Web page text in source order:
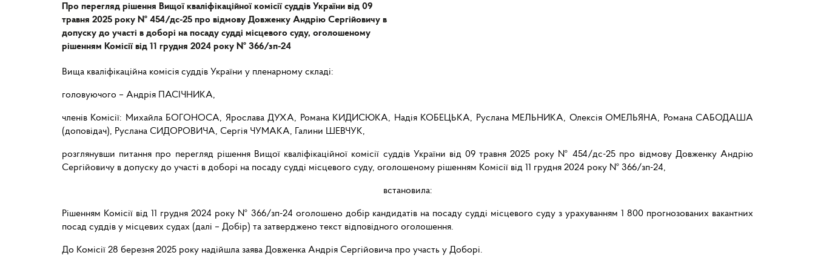
Про перегляд рішення Вищої кваліфікаційної комісії суддів України від 09
травня 2025 року № 454/дс-25 про відмову Довженку Андрію Сергійовичу в
допуску до участі в доборі на посаду судді місцевого суду, оголошеному
рішенням Комісії від 11 грудня 2024 року № 366/зп-24
Вища кваліфікаційна комісія суддів України у пленарному складі:
головуючого – Андрія ПАСІЧНИКА,
членів Комісії: Михайла БОГОНОСА, Ярослава ДУХА, Романа КИДИСЮКА, Надія КОБЕЦЬКА, Руслана МЕЛЬНИКА, Олексія ОМЕЛЬЯНА, Романа САБОДАША
(доповідач), Руслана СИДОРОВИЧА, Сергія ЧУМАКА, Галини ШЕВЧУК,
розглянувши питання про перегляд рішення Вищої кваліфікаційної комісії суддів України від 09 травня 2025 року № 454/дс-25 про відмову Довженку Андрію
Сергійовичу в допуску до участі в доборі на посаду судді місцевого суду, оголошеному рішенням Комісії від 11 грудня 2024 року № 366/зп-24,
встановила:
Рішенням Комісії від 11 грудня 2024 року № 366/зп-24 оголошено добір кандидатів на посаду судді місцевого суду з урахуванням 1 800 прогнозованих вакантних
посад суддів у місцевих судах (далі – Добір) та затверджено текст відповідного оголошення.
До Комісії 28 березня 2025 року надійшла заява Довженка Андрія Сергійовича про участь у Доборі.